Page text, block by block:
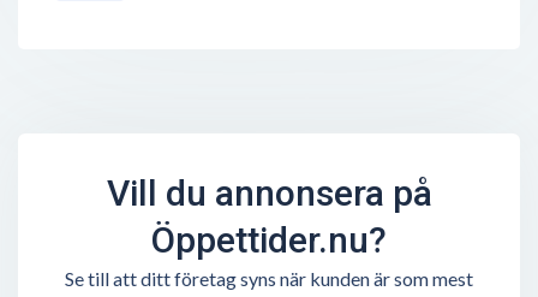
Vill du annonsera på
Öppettider.nu?
Se till att ditt företag syns när kunden är som mest